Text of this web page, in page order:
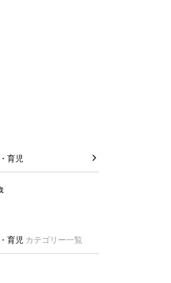
育児
育児 カテゴリー一覧